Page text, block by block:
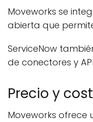
Moveworks se
abierta que
ServiceNow
de conectores y
Precio y
Moveworks